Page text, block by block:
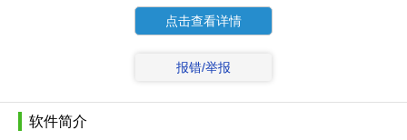
点击查看详情
报错/举报
软件简介